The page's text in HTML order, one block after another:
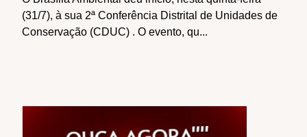
(31/7), à sua 2ª Conferência Distrital de Unidades de
Conservação (CDUC) . O evento, qu...